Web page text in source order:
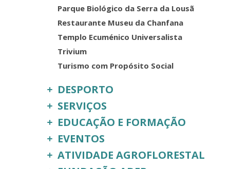
Parque Biológico da Serra da Lousã
Restaurante Museu da Chanfana
Templo Ecuménico Universalista
Trivium
Turismo com Propósito Social
DESPORTO
SERVIÇOS
EDUCAÇÃO E FORMAÇÃO
EVENTOS
ATIVIDADE AGROFLORESTAL